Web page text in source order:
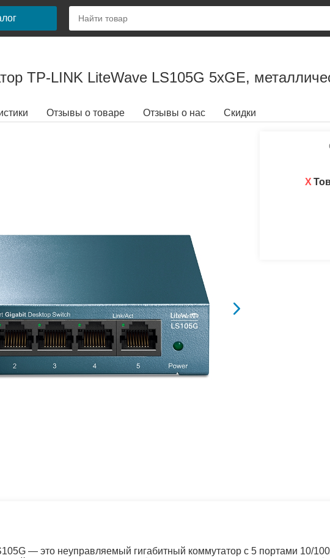
TP-LINK LiteWave LS105G 5xGE,
Отзывы о товаре Отзывы о нас Скидки
X
— это неуправляемый гигабитный коммутатор с 5 портами 10/